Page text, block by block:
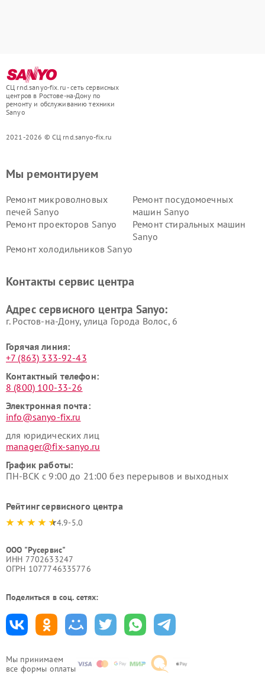
СЦ rnd.sanyo-fix.ru - сеть сервисных
центров в Ростове-на-Дону по
ремонту и обслуживанию техники
Sanyo
2021-2026 © СЦ rnd.sanyo-fix.ru
Мы принимаем
все формы оплаты
Мы ремонтируем
Ремонт микроволновых
печей Sanyo
Ремонт посудомоечных
машин Sanyo
Ремонт проекторов Sanyo
Ремонт стиральных машин
Sanyo
Ремонт холодильников Sanyo
Контакты сервис центра
Адрес сервисного центра Sanyo:
г. Ростов-на-Дону, улица Города Волос, 6
Горячая линия:
+7 (863) 333-92-43
Контактный телефон:
8 (800) 100-33-26
Электронная почта:
info@sanyo-fix.ru
для юридических лиц
manager@fix-sanyo.ru
График работы:
ПН-ВСК с 9:00 до 21:00 без перерывов и выходных
Рейтинг сервисного центра
4.9-5.0
ООО "Русервис"
ИНН 7702633247
ОГРН 1077746335776
Поделиться в соц. сетях: